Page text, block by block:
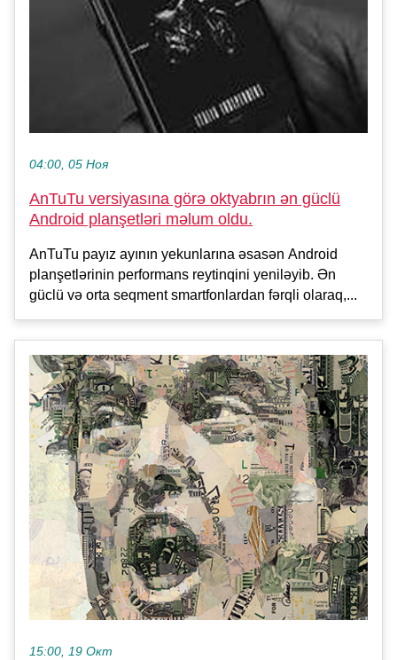
04:00, 05 Ноя
AnTuTu versiyasına görə oktyabrın ən güclü
Android planşetləri məlum oldu.
AnTuTu payız ayının yekunlarına əsasən Android
planşetlərinin performans reytinqini yeniləyib. Ən
güclü və orta seqment smartfonlardan fərqli olaraq,...
15:00, 19 Окт